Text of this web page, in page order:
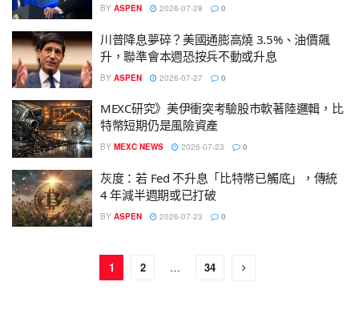
BY ASPEN 2026-07-28 0
川普降息夢碎？美國通膨高燒 3.5%、油價飆
升，聯準會本週恐按兵不動或升息
BY ASPEN 2026-07-27 0
MEXC研究》美伊衝突考驗股市軟著陸邏輯，比
特幣短期仍是風險資產
BY MEXC NEWS 2026-07-23 0
灰度：若 Fed 不升息「比特幣已觸底」，傳統
4 年減半週期或已打破
BY ASPEN 2026-07-23 0
1 2 … 34